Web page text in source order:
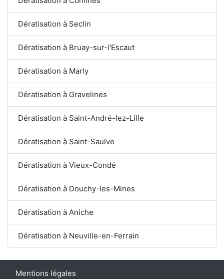
Dératisation à Seclin
Dératisation à Bruay-sur-l'Escaut
Dératisation à Marly
Dératisation à Gravelines
Dératisation à Saint-André-lez-Lille
Dératisation à Saint-Saulve
Dératisation à Vieux-Condé
Dératisation à Douchy-les-Mines
Dératisation à Aniche
Dératisation à Neuville-en-Ferrain
Mentions légales